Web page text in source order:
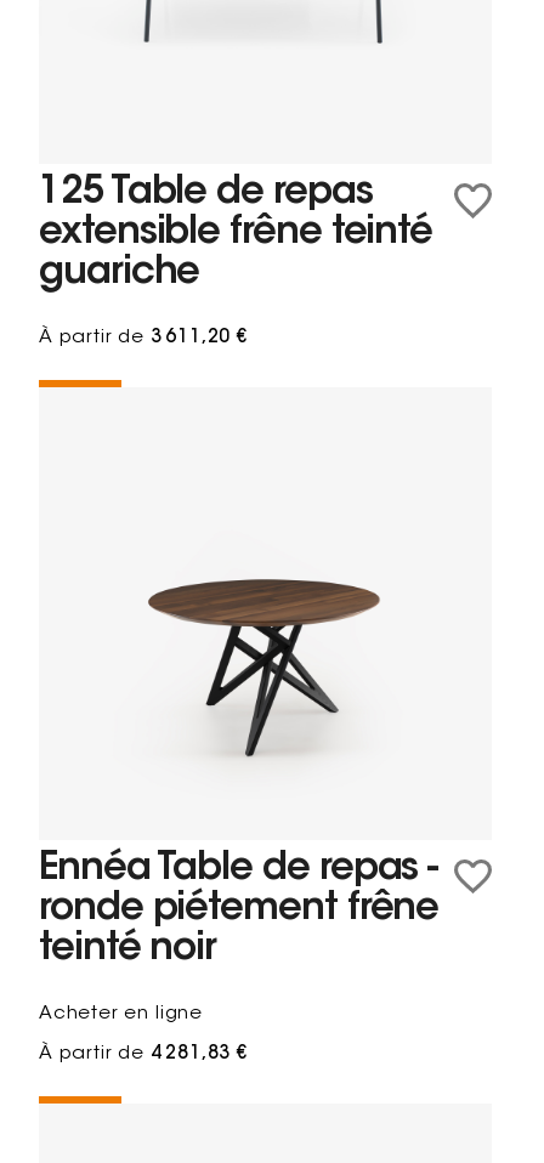
125 Table de repas
extensible frêne teinté
guariche
À partir de 3 611,20 €
Ennéa Table de repas -
ronde piétement frêne
teinté noir
Acheter en ligne
À partir de 4 281,83 €